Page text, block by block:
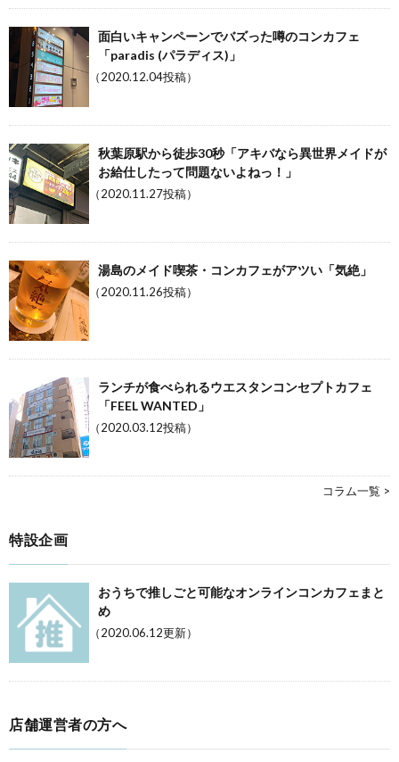
面白いキャンペーンでバズった噂のコンカフェ
「paradis (パラディス)」
（2020.12.04投稿）
秋葉原駅から徒歩30秒「アキバなら異世界メイドが
お給仕したって問題ないよねっ！」
（2020.11.27投稿）
湯島のメイド喫茶・コンカフェがアツい「気絶」
（2020.11.26投稿）
ランチが食べられるウエスタンコンセプトカフェ
「FEEL WANTED」
（2020.03.12投稿）
コラム一覧 >
特設企画
おうちで推しごと可能なオンラインコンカフェまと
め
（2020.06.12更新）
店舗運営者の方へ